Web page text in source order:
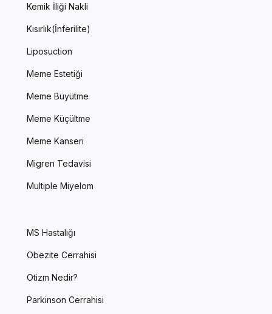
Kemik İliği Nakli
Kısırlık(İnferilite)
Liposuction
Meme Estetiği
Meme Büyütme
Meme Küçültme
Meme Kanseri
Migren Tedavisi
Multiple Miyelom
MS Hastalığı
Obezite Cerrahisi
Otizm Nedir?
Parkinson Cerrahisi